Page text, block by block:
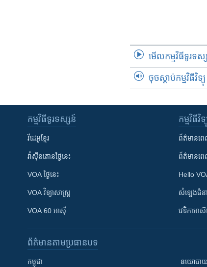
មើល​កម្មវិធី​ទូរទស្
ចុចស្តាប់កម្មវិធីវិទ្យុ
កម្មវិធី​ទូរទស្សន៍
វីដេអូ​ខ្មែរ
វ៉ាស៊ីនតោន​ថ្ងៃ​នេះ
VOA ថ្ងៃនេះ
VOA ​វិទ្យាសាស្ត្រ
VOA 60 អាស៊ី
កម្មវិធី​វិទ្
ព័ត៌មាន​ព
ព័ត៌មាន​​ពេ
Hello
សំឡេង​ជំនា
វេទិកា​អាស៊
ព័ត៌មាន​តាមប្រធានបទ​
កម្ពុជា នយោបា